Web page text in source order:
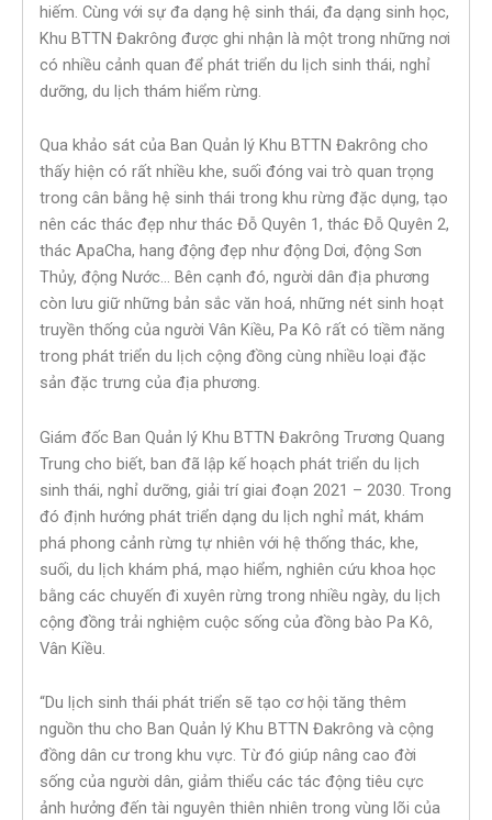
hiếm. Cùng với sự đa dạng hệ sinh thái, đa dạng sinh học,
Khu BTTN Đakrông được ghi nhận là một trong những nơi
có nhiều cảnh quan để phát triển du lịch sinh thái, nghỉ
dưỡng, du lịch thám hiểm rừng.
Qua khảo sát của Ban Quản lý Khu BTTN Đakrông cho
thấy hiện có rất nhiều khe, suối đóng vai trò quan trọng
trong cân bằng hệ sinh thái trong khu rừng đặc dụng, tạo
nên các thác đẹp như thác Đỗ Quyên 1, thác Đỗ Quyên 2,
thác ApaCha, hang động đẹp như động Dơi, động Sơn
Thủy, động Nước… Bên cạnh đó, người dân địa phương
còn lưu giữ những bản sắc văn hoá, những nét sinh hoạt
truyền thống của người Vân Kiều, Pa Kô rất có tiềm năng
trong phát triển du lịch cộng đồng cùng nhiều loại đặc
sản đặc trưng của địa phương.
Giám đốc Ban Quản lý Khu BTTN Đakrông Trương Quang
Trung cho biết, ban đã lập kế hoạch phát triển du lịch
sinh thái, nghỉ dưỡng, giải trí giai đoạn 2021 – 2030. Trong
đó định hướng phát triển dạng du lịch nghỉ mát, khám
phá phong cảnh rừng tự nhiên với hệ thống thác, khe,
suối, du lịch khám phá, mạo hiểm, nghiên cứu khoa học
bằng các chuyến đi xuyên rừng trong nhiều ngày, du lịch
cộng đồng trải nghiệm cuộc sống của đồng bào Pa Kô,
Vân Kiều.
“Du lịch sinh thái phát triển sẽ tạo cơ hội tăng thêm
nguồn thu cho Ban Quản lý Khu BTTN Đakrông và cộng
đồng dân cư trong khu vực. Từ đó giúp nâng cao đời
sống của người dân, giảm thiểu các tác động tiêu cực
ảnh hưởng đến tài nguyên thiên nhiên trong vùng lõi của